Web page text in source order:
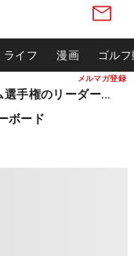
メルマガ登録
ライフ 漫画 ゴル
松山英樹ら出場 ウィンダム選手権のリーダーボード
ボード